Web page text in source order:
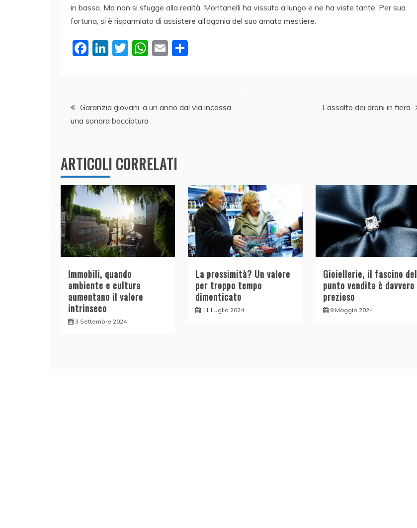
in basso. Ma non si sfugge alla realtà. Montanelli ha vissuto a lungo e ne ha viste tante. Per sua
fortuna, si è risparmiato di assistere all’agonia del suo amato mestiere.
F
b
o
k
Li
dI
n
T
W
A
E
vi
Navigazione
articoli
Garanzia giovani, a un anno dal via incassa
una sonora bocciatura
L’assalto dei droni in fiera
ARTICOLI CORRELATI
Immobili, quando
ambiente e cultura
aumentano il valore
intrinseco
3 Settembre 2024
La prossimità? Un valore
per troppo tempo
dimenticato
11 Luglio 2024
Gioiellerie, il fascino del
punto vendita è davvero
prezioso
9 Maggio 2024